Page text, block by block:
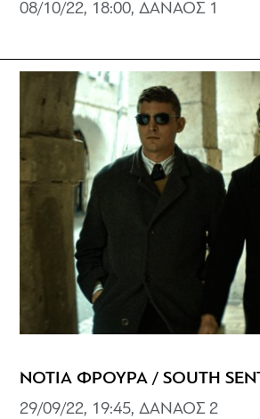
08/10/22, 18:00, ΔΑΝΑΟΣ 1
ΝΟΤΙΑ ΦΡΟΥΡΑ / SOUTH
29/09/22, 19:45, ΔΑΝΑΟΣ 2